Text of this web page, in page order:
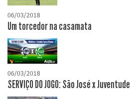
06/03/2018
Um torcedor na casamata
06/03/2018
SERVIÇO DO JOGO: São José x Juventude